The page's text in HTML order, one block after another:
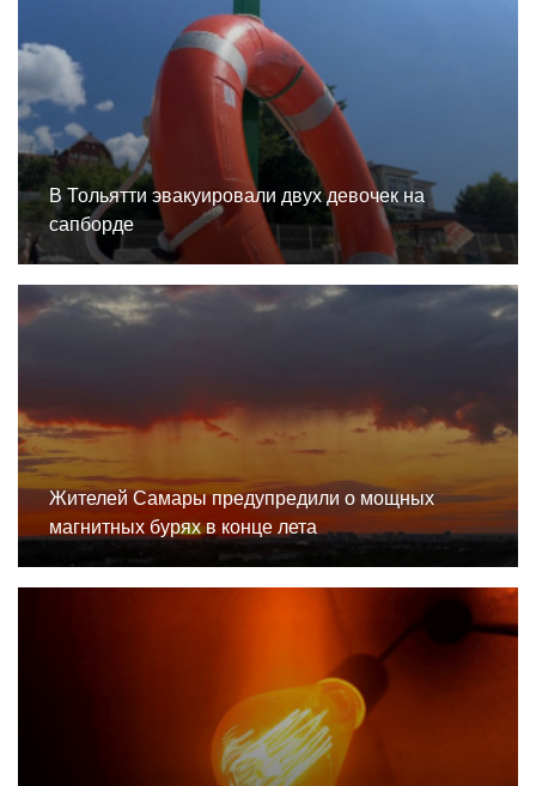
В Тольятти эвакуировали двух девочек на
сапборде
Жителей Самары предупредили о мощных
магнитных бурях в конце лета